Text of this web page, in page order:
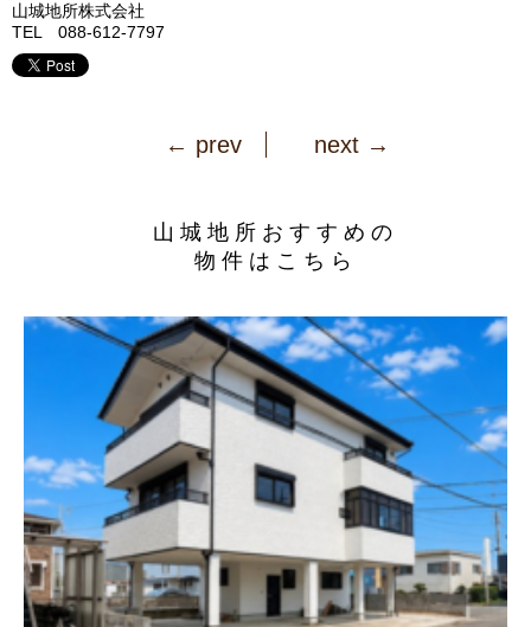
山城地所株式会社
TEL 088-612-7797
← prev next →
山城地所おすすめの
物件はこちら